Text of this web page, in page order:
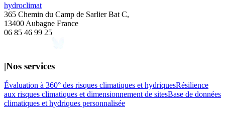
hydroclimat
365 Chemin du Camp de Sarlier Bat C,
13400 Aubagne France
06 85 46 99 25
|Nos services
Évaluation à 360° des risques climatiques et hydriquesRésilience
aux risques climatiques et dimensionnement de sitesBase de données
climatiques et hydriques personnalisée